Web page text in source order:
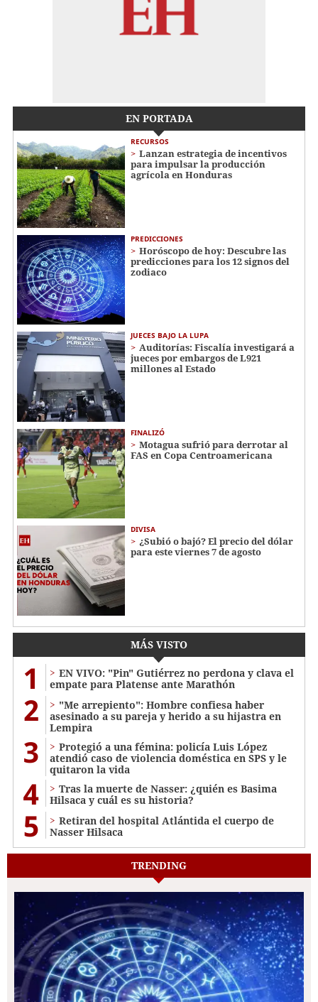
EN PORTADA
RECURSOS
Lanzan estrategia de incentivos
para impulsar la producción
agrícola en Honduras
PREDICCIONES
Horóscopo de hoy: Descubre las
predicciones para los 12 signos del
zodiaco
JUECES BAJO LA LUPA
Auditorías: Fiscalía investigará a
jueces por embargos de L921
millones al Estado
FINALIZÓ
Motagua sufrió para derrotar al
FAS en Copa Centroamericana
DIVISA
¿Subió o bajó? El precio del dólar
para este viernes 7 de agosto
MÁS VISTO
1
EN VIVO: "Pin" Gutiérrez no perdona y clava el
empate para Platense ante Marathón
2
"Me arrepiento": Hombre confiesa haber
asesinado a su pareja y herido a su hijastra en
Lempira
3
Protegió a una fémina: policía Luis López
atendió caso de violencia doméstica en SPS y le
quitaron la vida
4
Tras la muerte de Nasser: ¿quién es Basima
Hilsaca y cuál es su historia?
5
Retiran del hospital Atlántida el cuerpo de
Nasser Hilsaca
TRENDING